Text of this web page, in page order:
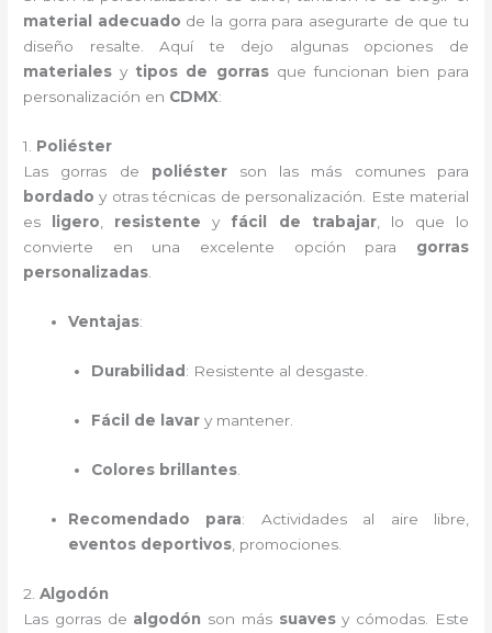
material adecuado de la gorra para asegurarte de que tu
diseño resalte. Aquí te dejo algunas opciones de
materiales y tipos de gorrasque funcionan bien para
personalización en CDMX:
1. Poliéster
Las gorras de poliésterson las más comunes para
bordado y otras técnicas de personalización. Este material
es
ligero, resistente y fácil de trabajar, lo que lo
convierte en una excelente opción para gorras
personalizadas.
Ventajas:
Durabilidad : Resistente al desgaste.
Fácil de lavary mantener.
Colores brillantes.
Recomendado para: Actividades al aire libre,
eventos deportivos , promociones.
2.Algodón
Las gorras de algodón son más suavesy cómodas. Este